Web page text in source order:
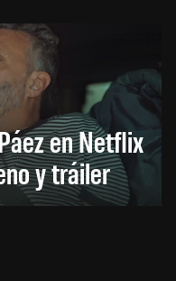
en Netflix
y tráiler